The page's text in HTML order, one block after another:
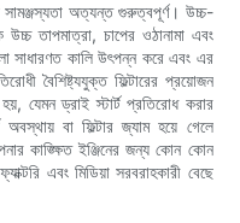
সামঞ্জস্যতা অত্যন্ত গুরুত্বপূর্ণ। উচ্চ-
উচ্চ তাপমাত্রা, চাপের ওঠানামা এবং
সাধারণত কালি উৎপন্ন করে এবং এর
বৈশিষ্ট্যযুক্ত ফিল্টারের প্রয়োজন
যেমন ড্রাই স্টার্ট প্রতিরোধ করার
বা ফিল্টার জ্যাম হয়ে গেলে
কাঙ্ক্ষিত ইঞ্জিনের জন্য কোন কোন
এবং মিডিয়া সরবরাহকারী বেছে